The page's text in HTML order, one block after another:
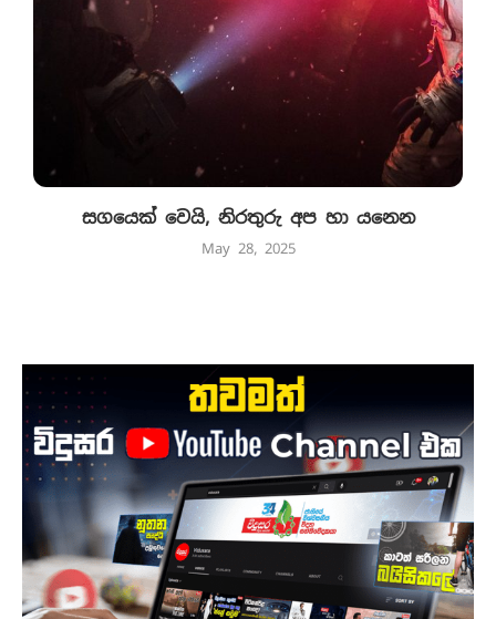
සගයෙක් වෙයි, නිරතුරු අප හා යනෙන
May 28, 2025